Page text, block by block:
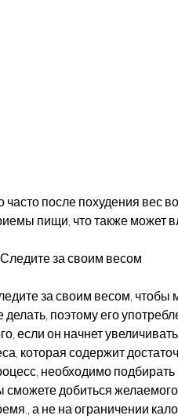
пищи, что также может
за своим весом
за своим весом, чтобы
делать, поэтому его
если он начнет
которая содержит
необходимо
сможете добиться желаемого
а не на ограничении